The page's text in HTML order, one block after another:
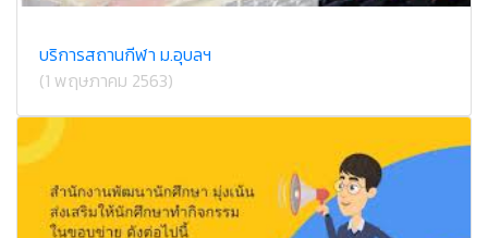
บริการสถานกีฬา ม.อุบลฯ
(1 พฤษภาคม 2563)